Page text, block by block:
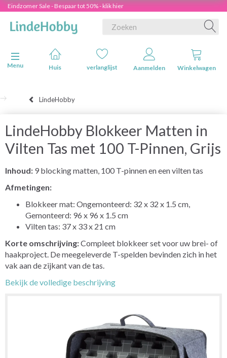
Eindzomer Sale - Bespaar tot 50% - klik hier
Navigatie in-/uitschakelen
Menu
Huis verlanglijst Aanmelden Winkelwagen
LindeHobby
LindeHobby Blokkeer Matten in
Vilten Tas met 100 T-Pinnen, Grijs
Inhoud: 9 blocking matten, 100 T-pinnen en een vilten tas
Afmetingen:
Blokkeer mat: Ongemonteerd: 32 x 32 x 1.5 cm,
Gemonteerd: 96 x 96 x 1.5 cm
Vilten tas: 37 x 33 x 21 cm
Korte omschrijving:Compleet blokkeer set voor uw brei- of
haakproject. De meegeleverde T-spelden bevinden zich in het
vak aan de zijkant van de tas.
Bekijk de volledige beschrijving